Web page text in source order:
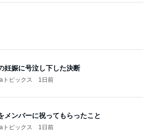
妊娠に号泣し下した決断
トピックス 1日前
メンバーに祝ってもらったこと
トピックス 1日前